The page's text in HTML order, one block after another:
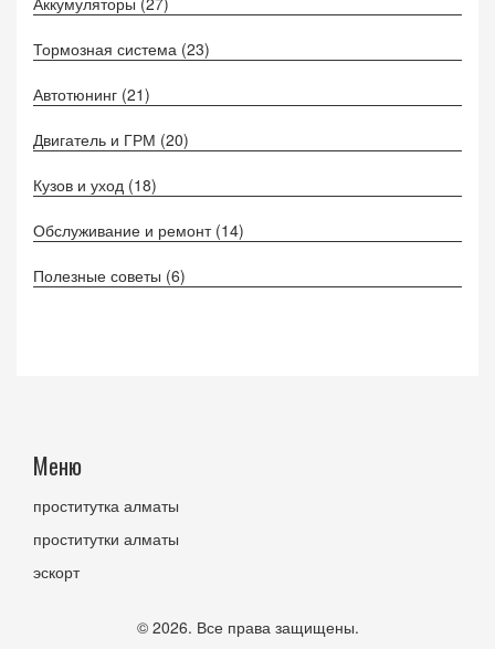
Тормозная система (23)
Автотюнинг (21)
Двигатель и ГРМ (20)
Кузов и уход (18)
Обслуживание и ремонт (14)
Полезные советы (6)
Меню
проститутка алматы
проститутки алматы
эскорт
© 2026. Все права защищены.